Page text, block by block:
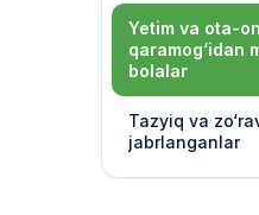
Yetim va ota-
qaramog‘idan
bolalar
Tazyiq va
jabrlanganlar